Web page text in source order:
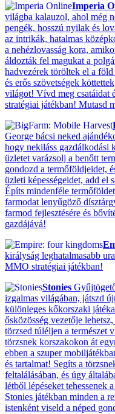
Imperia
világba kalauzol, ahol még
pengék, hosszú nyilak és
az intrikák, hatalmas
a nehézlovasság kora,
áldozták fel magukat a
hadvezérek töröltek el a
és erős szövetségek
világot! Vívd meg csatáidat
stratégiai játékban! Mutasd
George bácsi neked
hogy nekiláss gazdálkodási
üzletet varázsolj a benőtt
gondozd a termőföldjeidet,
üzleti képességeidet, add el
Építs mindenféle
farmodat lenyűgöző
farmod fejlesztésére és
gazdájává!
királyság leghatalmasabb
MMO stratégiai játékban!
Stonies
izgalmas világában, játszd
különleges kőkorszaki
ősközösség vezetője
törzsed túléljen a természet
törzsnek korszakokon át
ebben a szuper
és tartalmat! Segíts a
feltalálásában, és úgy
létből lépéseket tehessenek
Stonies játékban minden a
istenként viseld a néped